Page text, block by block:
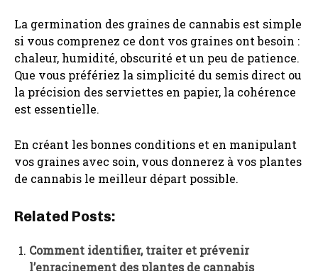
La germination des graines de cannabis est simple
si vous comprenez ce dont vos graines ont besoin :
chaleur, humidité, obscurité et un peu de patience.
Que vous préfériez la simplicité du semis direct ou
la précision des serviettes en papier, la cohérence
est essentielle.
En créant les bonnes conditions et en manipulant
vos graines avec soin, vous donnerez à vos plantes
de cannabis le meilleur départ possible.
Related Posts:
Comment identifier, traiter et prévenir
l’enracinement des plantes de cannabis